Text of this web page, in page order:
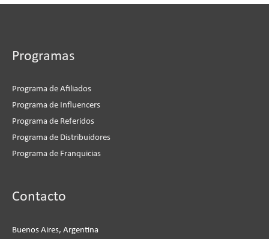
Programas
Programa de Afiliados
Programa de Influencers
Programa de Referidos
Programa de Distribuidores
Programa de Franquicias
Contacto
Buenos Aires, Argentina